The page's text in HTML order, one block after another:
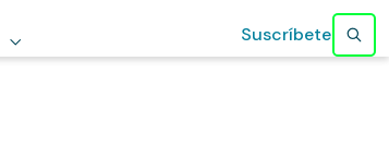
Suscríbete